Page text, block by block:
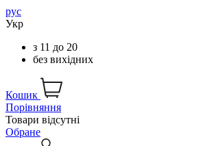
рус
Укр
з 11 до 20
без вихідних
Кошик
Порівняння
Товари відсутні
Обране